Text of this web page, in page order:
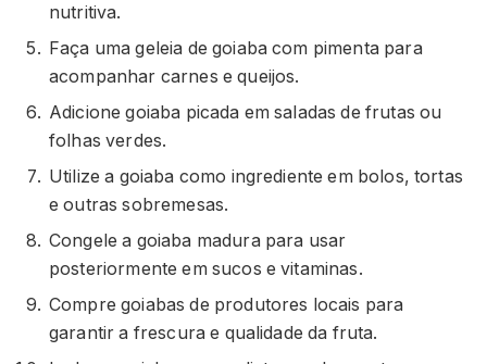
nutritiva.
Faça uma geleia de goiaba com pimenta para
acompanhar carnes e queijos.
Adicione goiaba picada em saladas de frutas ou
folhas verdes.
Utilize a goiaba como ingrediente em bolos, tortas
e outras sobremesas.
Congele a goiaba madura para usar
posteriormente em sucos e vitaminas.
Compre goiabas de produtores locais para
garantir a frescura e qualidade da fruta.